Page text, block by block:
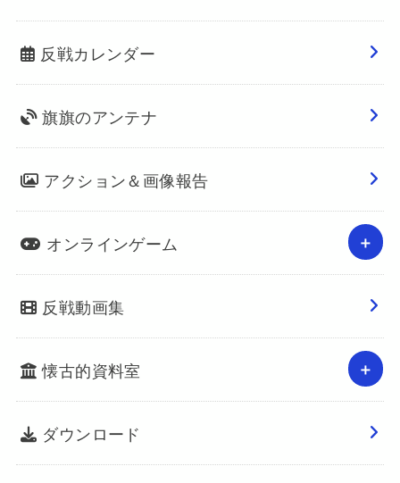
反戦カレンダー
旗旗のアンテナ
アクション＆画像報告
オンラインゲーム
反戦動画集
懐古的資料室
ダウンロード